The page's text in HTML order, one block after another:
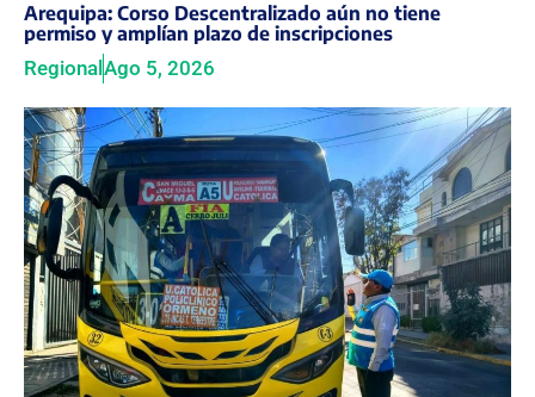
Arequipa: Corso Descentralizado aún no tiene
permiso y amplían plazo de inscripciones
Regional Ago 5, 2026